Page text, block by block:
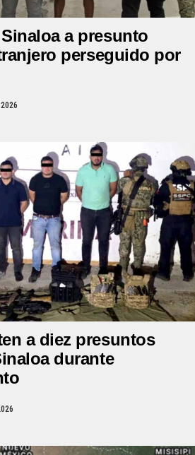
a presunto
perseguido por
a diez presuntos
durante